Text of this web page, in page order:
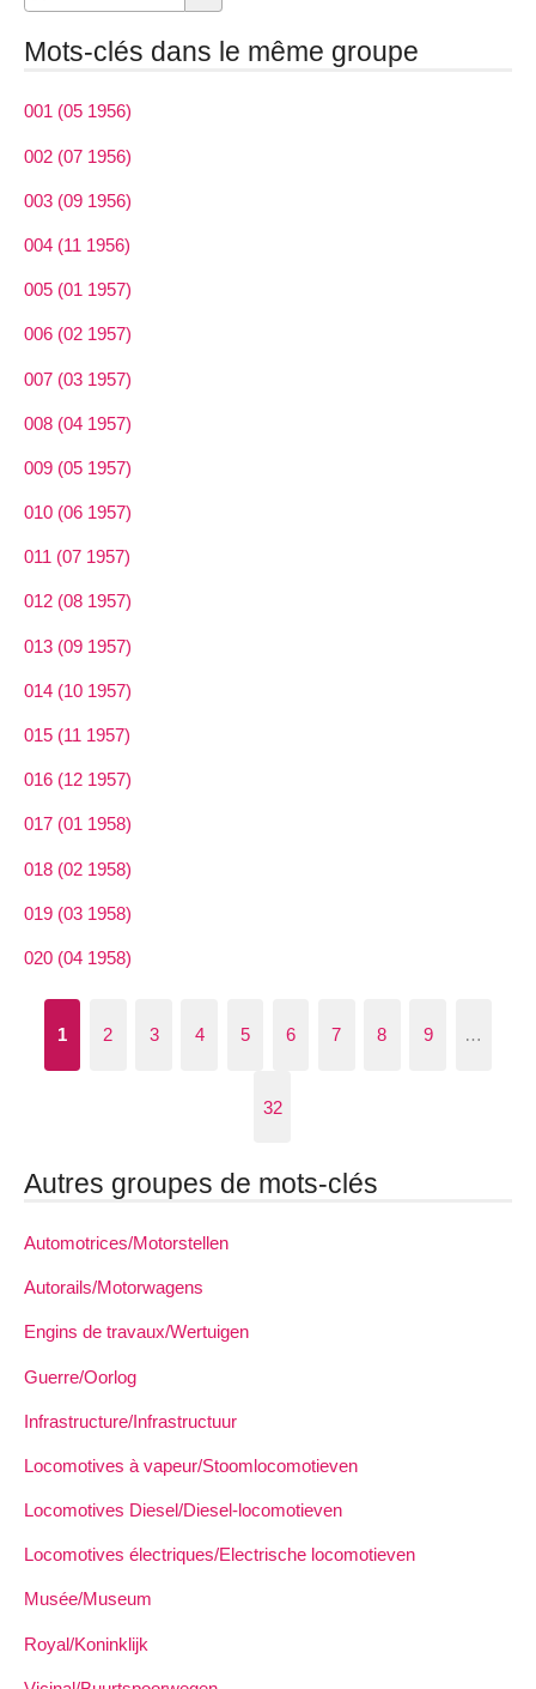
Mots-clés dans le même groupe
001 (05 1956)
002 (07 1956)
003 (09 1956)
004 (11 1956)
005 (01 1957)
006 (02 1957)
007 (03 1957)
008 (04 1957)
009 (05 1957)
010 (06 1957)
011 (07 1957)
012 (08 1957)
013 (09 1957)
014 (10 1957)
015 (11 1957)
016 (12 1957)
017 (01 1958)
018 (02 1958)
019 (03 1958)
020 (04 1958)
1 2 3 4 5 6 7 8 9 …
32
Autres groupes de mots-clés
Automotrices/Motorstellen
Autorails/Motorwagens
Engins de travaux/Wertuigen
Guerre/Oorlog
Infrastructure/Infrastructuur
Locomotives à vapeur/Stoomlocomotieven
Locomotives Diesel/Diesel-locomotieven
Locomotives électriques/Electrische locomotieven
Musée/Museum
Royal/Koninklijk